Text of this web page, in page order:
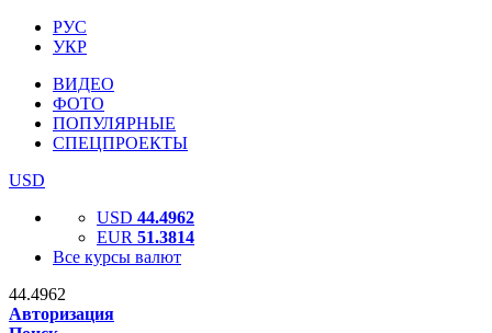
РУС
УКР
ВИДЕО
ФОТО
ПОПУЛЯРНЫЕ
СПЕЦПРОЕКТЫ
USD
USD 44.4962
EUR 51.3814
Все курсы валют
44.4962
Авторизация